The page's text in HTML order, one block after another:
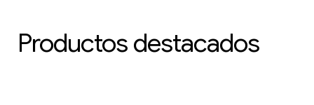
Productos destacados